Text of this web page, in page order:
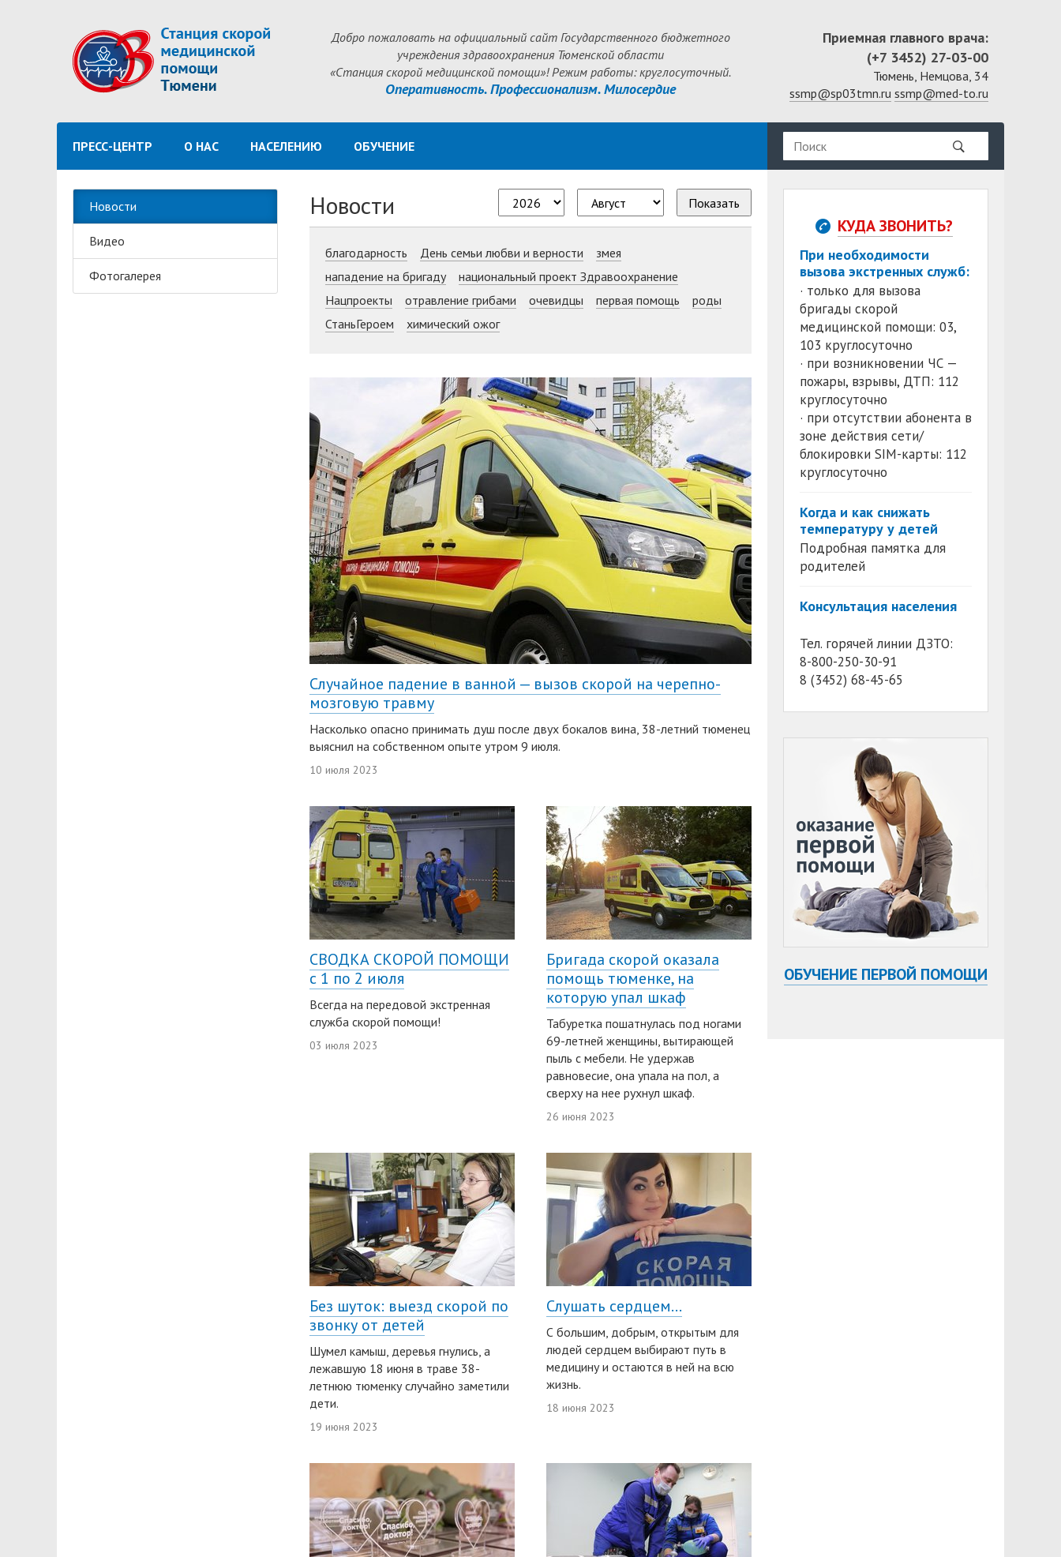
Добро пожаловать на официальный сайт Государственного бюджетного
учреждения здравоохранения Тюменской области
«Станция скорой медицинской помощи»! Режим работы: круглосуточный.
Оперативность. Профессионализм. Милосердие
Приемная главного врача:
(+7 3452) 27-03-00
Тюмень, Немцова, 34
ssmp@sp03tmn.ru ssmp@med-to.ru
ПРЕСС-ЦЕНТР О НАС НАСЕЛЕНИЮ ОБУЧЕНИЕ
Новости
Видео
Фотогалерея
Новости Показать
благодарность День семьи любви и верности
змея
нападение на бригаду
национальный проект Здравоохранение
Нацпроекты
отравление грибами очевидцы первая помощь
роды
СтаньГероем
химический ожог
Случайное падение в ванной — вызов скорой на черепно-
мозговую травму
Насколько опасно принимать душ после двух бокалов вина, 38-летний тюменец
выяснил на собственном опыте утром 9 июля.
10 июля 2023
СВОДКА СКОРОЙ ПОМОЩИ
с 1 по 2 июля
Всегда на передовой экстренная
служба скорой помощи!
03 июля 2023
Бригада скорой оказала
помощь тюменке, на
которую упал шкаф
Табуретка пошатнулась под ногами
69-летней женщины, вытирающей
пыль с мебели. Не удержав
равновесие, она упала на пол, а
сверху на нее рухнул шкаф.
26 июня 2023
Без шуток: выезд скорой по
звонку от детей
Шумел камыш, деревья гнулись, а
лежавшую 18 июня в траве 38-
летнюю тюменку случайно заметили
дети.
19 июня 2023
Слушать сердцем...
С большим, добрым, открытым для
людей сердцем выбирают путь в
медицину и остаются в ней на всю
жизнь.
18 июня 2023
КУДА ЗВОНИТЬ?
При необходимости
вызова экстренных служб:
· только для вызова
бригады скорой
медицинской помощи: 03,
103 круглосуточно
· при возникновении ЧС —
пожары, взрывы, ДТП: 112
круглосуточно
· при отсутствии абонента в
зоне действия сети/
блокировки SIM-карты: 112
круглосуточно
Когда и как снижать
температуру у детей
Подробная памятка для
родителей
Консультация населения
Тел. горячей линии ДЗТО:
8-800-250-30-91
8 (3452) 68-45-65
ОБУЧЕНИЕ ПЕРВОЙ ПОМОЩИ